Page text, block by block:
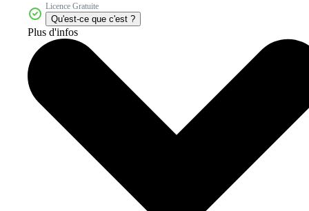
Licence Gratuite
Qu'est-ce que c'est ?
Plus d'infos